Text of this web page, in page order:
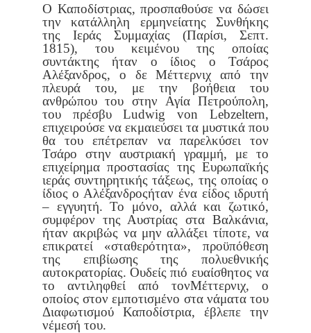
Ο Καποδίστριας, προσπαθούσε να δώσει
την κατάλληλη ερμηνείατης Συνθήκης
της Ιεράς Συμμαχίας (Παρίσι, Σεπτ.
1815), του κειμένουτης οποίας
συντάκτης ήταν ο ίδιος ο Τσάρος
Αλέξανδρος, ο δε Μέττερνιχ από την
πλευρά του, με την βοήθεια του
ανθρώπου του στην ΑγίαΠετρούπολη,
του πρέσβυ Ludwig von Lebzeltern,
επιχειρούσε να εκμαιεύσει τα μυστικά που
θα του επέτρεπαν να παρελκύσει τον
Τσάρο στην αυστριακή γραμμή, με το
επιχείρημα προστασίας της Ευρωπαϊκής
ιεράς συντηρητικής τάξεως, της οποίας ο
ίδιος ο Αλέξανδροςήταν ένα είδος ιδρυτή
– εγγυητή. Το μόνο, αλλά και ζωτικό,
συμφέρον της Αυστρίας στα Βαλκάνια,
ήταν ακριβώς να μην αλλάξει τίποτε,να
επικρατεί «σταθερότητα», προϋπόθεση
της επιβίωσης της πολυεθνικής
αυτοκρατορίας. Ουδείς πιό ευαίσθητος να
το αντιληφθεί από τονΜέττερνιχ, ο
οποίος στον εμποτισμένο στα νάματα του
Διαφωτισμού Καποδίστρια, έβλεπε την
νέμεσή του.